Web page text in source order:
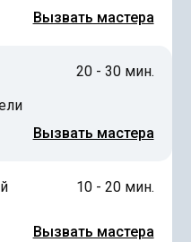
Вызвать мастера
20 - 30 мин.
Вызвать мастера
10 - 20 мин.
Вызвать мастера